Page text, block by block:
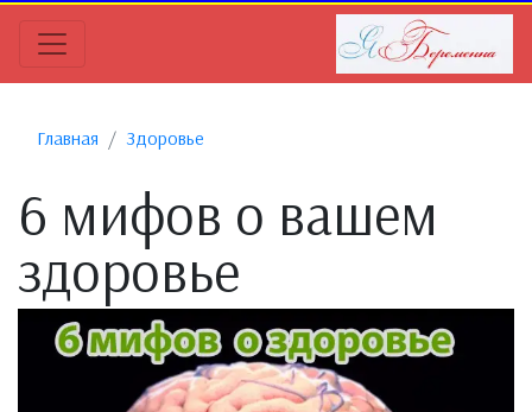
Главная Здоровье
6 мифов о вашем
здоровье